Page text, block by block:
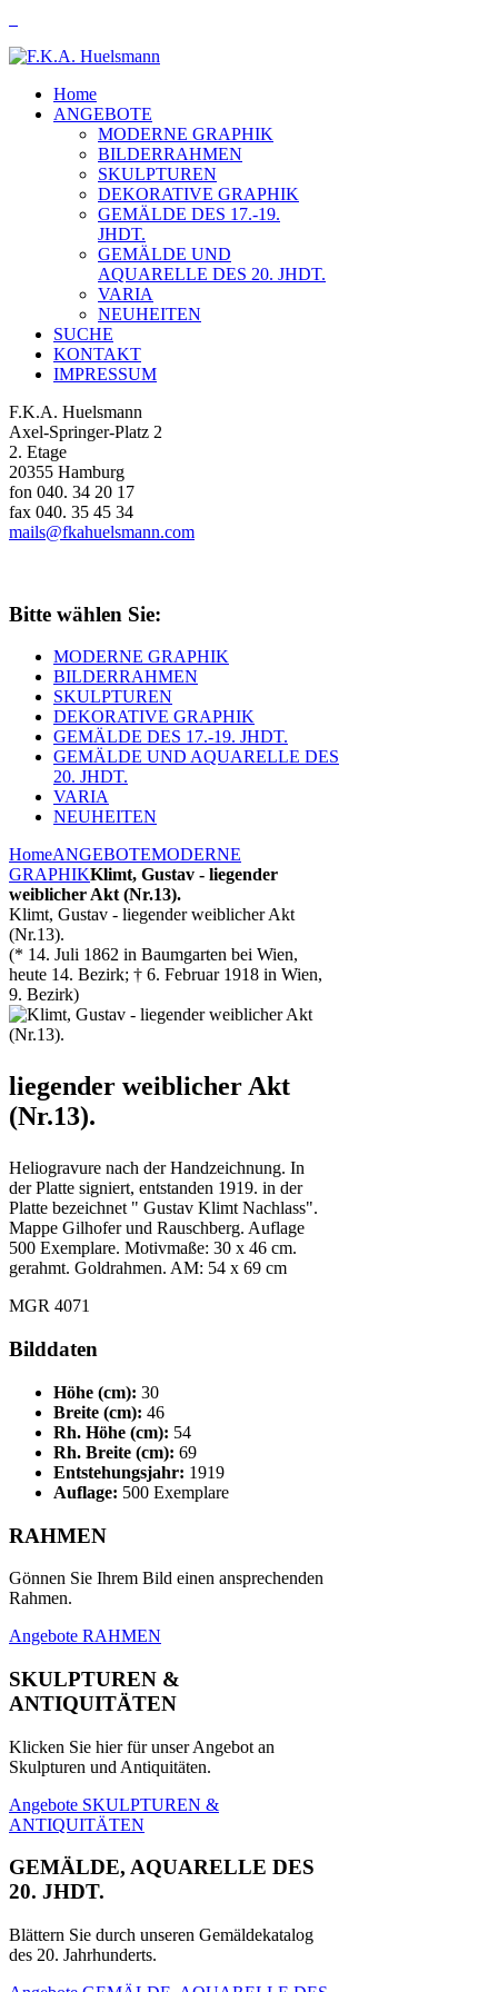
Home
ANGEBOTE
MODERNE GRAPHIK
BILDERRAHMEN
SKULPTUREN
DEKORATIVE GRAPHIK
GEMÄLDE DES 17.-19.
JHDT.
GEMÄLDE UND
AQUARELLE DES 20. JHDT.
VARIA
NEUHEITEN
SUCHE
KONTAKT
IMPRESSUM
F.K.A. Huelsmann
Axel-Springer-Platz 2
2. Etage
20355 Hamburg
fon 040. 34 20 17
fax 040. 35 45 34
mails@fkahuelsmann.com
Bitte wählen Sie:
MODERNE GRAPHIK
BILDERRAHMEN
SKULPTUREN
DEKORATIVE GRAPHIK
GEMÄLDE DES 17.-19. JHDT.
GEMÄLDE UND AQUARELLE DES
20. JHDT.
VARIA
NEUHEITEN
HomeANGEBOTEMODERNE
GRAPHIKKlimt, Gustav - liegender
weiblicher Akt (Nr.13).
Klimt, Gustav - liegender weiblicher Akt
(Nr.13).
(* 14. Juli 1862 in Baumgarten bei Wien,
heute 14. Bezirk; † 6. Februar 1918 in Wien,
9. Bezirk)
liegender weiblicher Akt
(Nr.13).
Heliogravure nach der Handzeichnung. In
der Platte signiert, entstanden 1919. in der
Platte bezeichnet " Gustav Klimt Nachlass".
Mappe Gilhofer und Rauschberg. Auflage
500 Exemplare. Motivmaße: 30 x 46 cm.
gerahmt. Goldrahmen. AM: 54 x 69 cm
MGR 4071
Bilddaten
Höhe (cm): 30
Breite (cm): 46
Rh. Höhe (cm): 54
Rh. Breite (cm): 69
Entstehungsjahr: 1919
Auflage: 500 Exemplare
RAHMEN
Gönnen Sie Ihrem Bild einen ansprechenden
Rahmen.
Angebote RAHMEN
SKULPTUREN &
ANTIQUITÄTEN
Klicken Sie hier für unser Angebot an
Skulpturen und Antiquitäten.
Angebote SKULPTUREN &
ANTIQUITÄTEN
GEMÄLDE, AQUARELLE DES
20. JHDT.
Blättern Sie durch unseren Gemäldekatalog
des 20. Jahrhunderts.